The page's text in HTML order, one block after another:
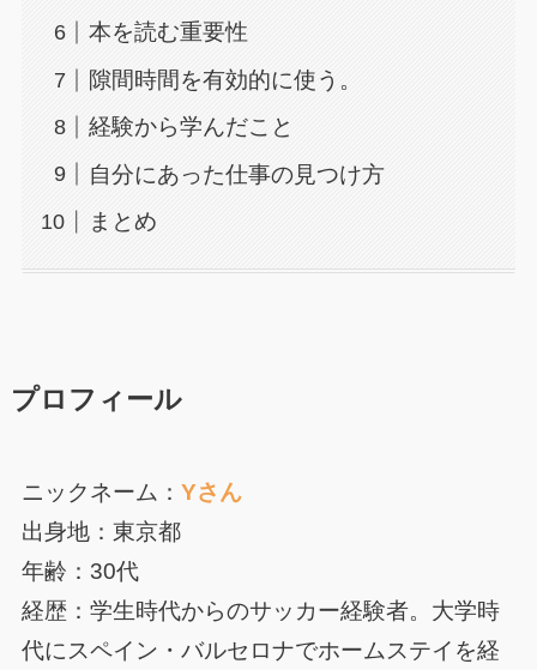
本を読む重要性
隙間時間を有効的に使う。
経験から学んだこと
自分にあった仕事の見つけ方
まとめ
プロフィール
ニックネーム： Yさん
出身地：東京都
年齢：30代
経歴：学生時代からのサッカー経験者。大学時
代にスペイン・バルセロナでホームステイを経